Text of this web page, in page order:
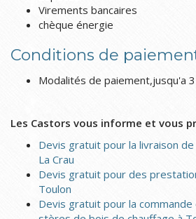
Virements bancaires
chèque énergie
Conditions de
Modalités de paiement,jusqu'a
Les Castors vous informe et vous
Devis gratuit pour la livraison
La Crau
Devis gratuit pour des
Toulon
Devis gratuit pour la commande